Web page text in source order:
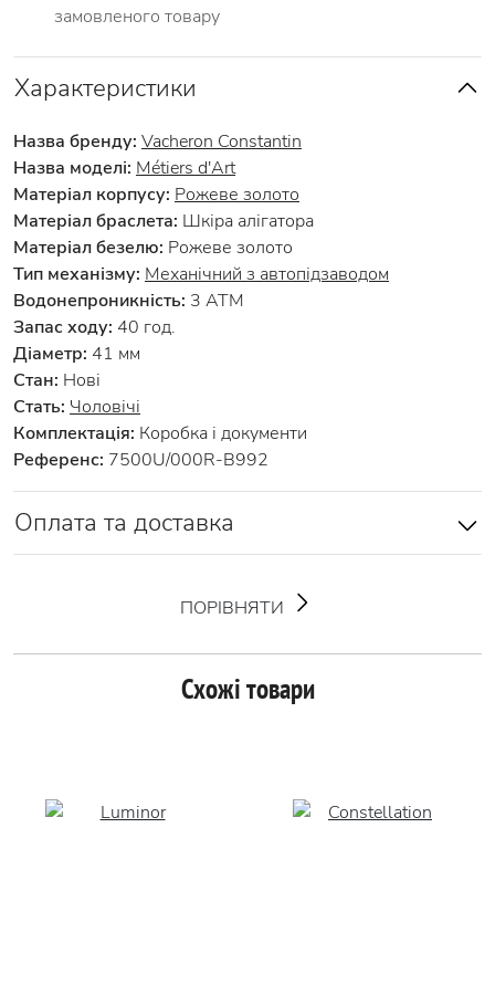
замовленого товару
Характеристики
Назва бренду: Vacheron Constantin
Назва моделі: Métiers d'Art
Матеріал корпусу: Рожеве золото
Матеріал браслета: Шкіра алігатора
Матеріал безелю: Рожеве золото
Тип механізму: Механічний з автопідзаводом
Водонепроникність: 3 АТМ
Запас ходу: 40 год.
Діаметр: 41 мм
Стан: Нові
Стать: Чоловічі
Комплектація: Коробка і документи
Референс: 7500U/000R-B992
Оплата та доставка
ПОРІВНЯТИ
Схожі товари